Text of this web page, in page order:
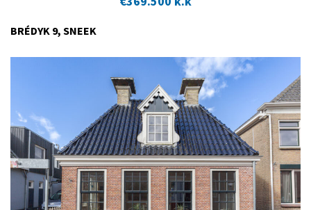
BRÉDYK 9, SNEEK